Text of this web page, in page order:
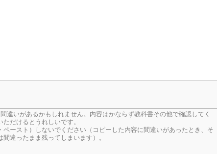
いがあるかもしれません。内容はかならず教科書その他で確認してく
だけるとうれしいです。
ースト）しないでください（コピーした内容に間違いがあったとき、そ
違ったまま残ってしまいます）。